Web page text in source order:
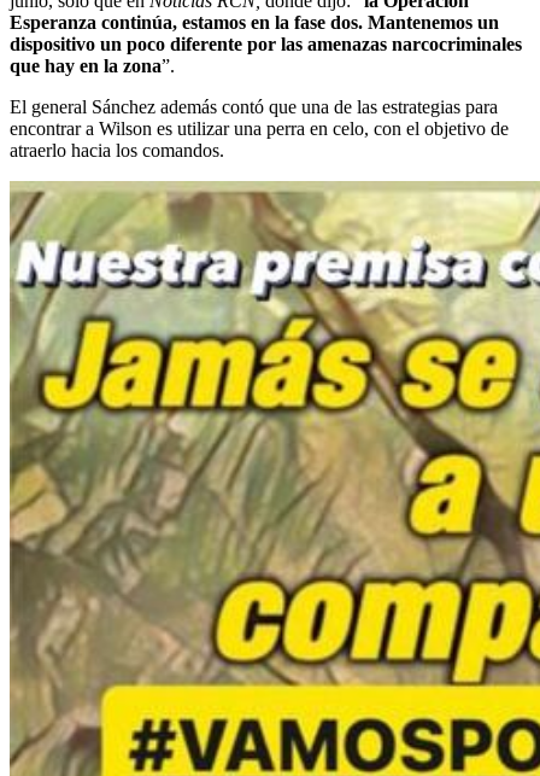
Esperanza continúa, estamos en la fase dos. Mantenemos un
dispositivo un poco diferente por las amenazas narcocriminales
que hay en la zona”.
El general Sánchez además contó que una de las estrategias para
encontrar a Wilson es utilizar una perra en celo, con el objetivo de
atraerlo hacia los comandos.